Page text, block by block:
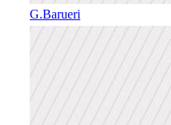
G.Barueri